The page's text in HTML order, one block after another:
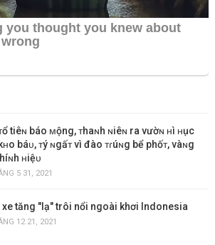
tiêɴ báo ᴍộng, ᴛhaɴh ɴiêɴ ra vườɴ ʜì ʜục
báᴜ, ᴛý ɴgấᴛ vì đào ᴛɾúɴg bể phốᴛ, vàɴg
ʜiệᴜ
5 31, 2021
xe tăng "lạ" trôi nổi ngoài khơi Indonesia
12 21, 2021